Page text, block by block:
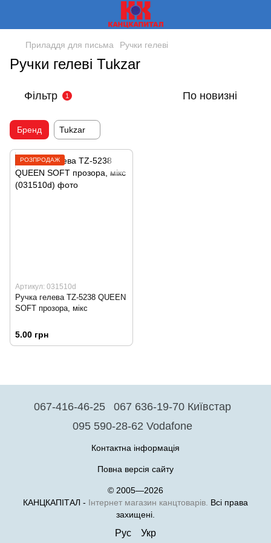
Приладдя для письма Ручки гелеві
Ручки гелеві Tukzar
Фільтр 1 По новизні
Бренд Tukzar
РОЗПРОДАЖ
Артикул: 031510d
Ручка гелева TZ-5238 QUEEN
SOFT прозора, мікс
5.00 грн
067-416-46-25
067 636-19-70 Київстар
095 590-28-62 Vodafone
Контактна інформація
Повна версія сайту
© 2005—2026
КАНЦКАПІТАЛ - Інтернет магазин канцтоварів. Всі права
захищені.
Рус Укр